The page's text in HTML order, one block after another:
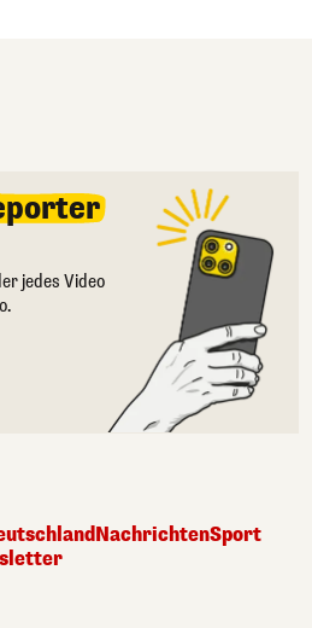
jedes Video
NachrichtenSport